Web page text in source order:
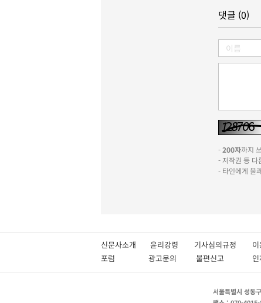
댓글 (0)
-200자까지
- 저작권 등 다
- 타인에게 불
신문사소개 윤리강령 기사심의규정
포럼
광고문의 불편신고
서울특별시 성동